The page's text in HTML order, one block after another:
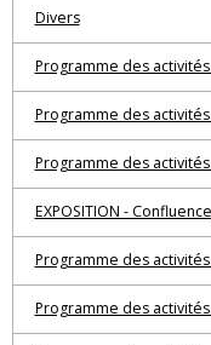
Divers
Programme des activités
Programme des
Programme des
EXPOSITION - Confluence
Programme des
Programme des activités